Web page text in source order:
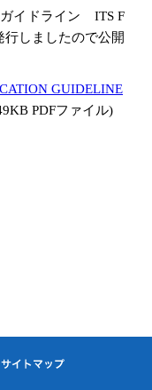
イドライン ITS F
行しましたので公開
GUIDELINE
PDFファイル)